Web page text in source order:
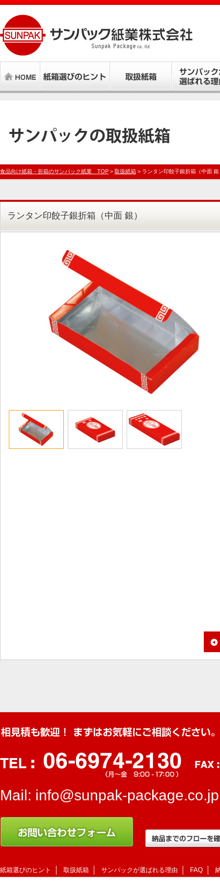
食品向け紙箱・折箱のサンパック紙業 TOP > 取扱紙箱 > ランタン印餃子銀折箱（中面 銀
ランタン印餃子銀折箱（中面 銀）
Mail: info@sunpak-package.co.jp
紙箱選びのヒント 取扱紙箱 サンパックが選ばれる理由 FAQ